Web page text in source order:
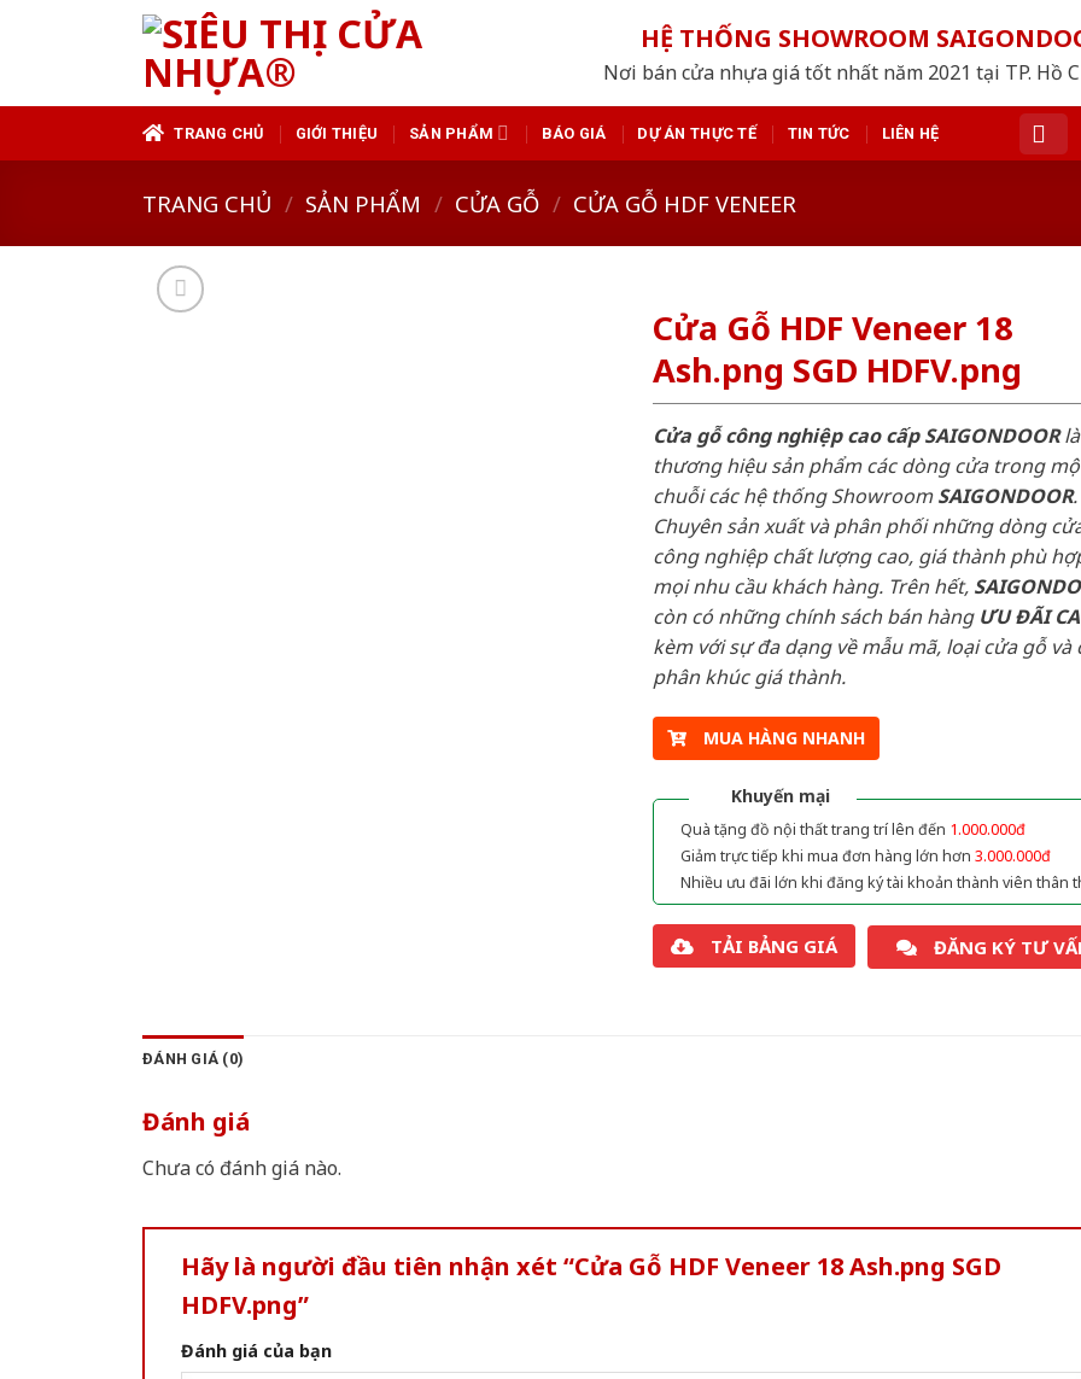
HỆ THỐNG SHOWROOM
Nơi bán cửa nhựa giá tốt nhất năm 2021 tại TP. Hồ
TRANG CHỦ GIỚI THIỆU SẢN PHẨM BÁO GIÁ DỰ ÁN THỰC TẾ TIN TỨC LIÊN HỆ
TRANG CHỦ / SẢN PHẨM / CỬA GỖ / CỬA GỖ HDF VENEER
Cửa Gỗ HDF Veneer 18
Ash.png SGD HDFV.png
Cửa gỗ công nghiệp cao cấp SAIGONDOORlà
thương hiệu sản phẩm các dòng cửa trong
chuỗi các hệ thống ShowroomSAIGONDOOR.
Chuyên sản xuất và phân phối những dòng
công nghiệp chất lượng cao, giá thành phù
mọi nhu cầu khách hàng. Trên hết,
còn có những chính sách bán hàng ƯU ĐÃI
kèm với sự đa dạng về mẫu mã, loại cửa gỗ và
phân khúc giá thành.
MUA HÀNG NHANH
Khuyến mại
Quà tặng đồ nội thất trang trí lên đến 1.000.000đ
Giảm trực tiếp khi mua đơn hàng lớn hơn 3.000.000đ
Nhiều ưu đãi lớn khi đăng ký tài khoản thành viên thân
TẢI BẢNG GIÁ ĐĂNG KÝ TƯ
ĐÁNH GIÁ (0)
Đánh giá
Chưa có đánh giá nào.
Hãy là người đầu tiên nhận xét “Cửa Gỗ HDF Veneer 18 Ash.png SGD
HDFV.png”
Đánh giá của bạn